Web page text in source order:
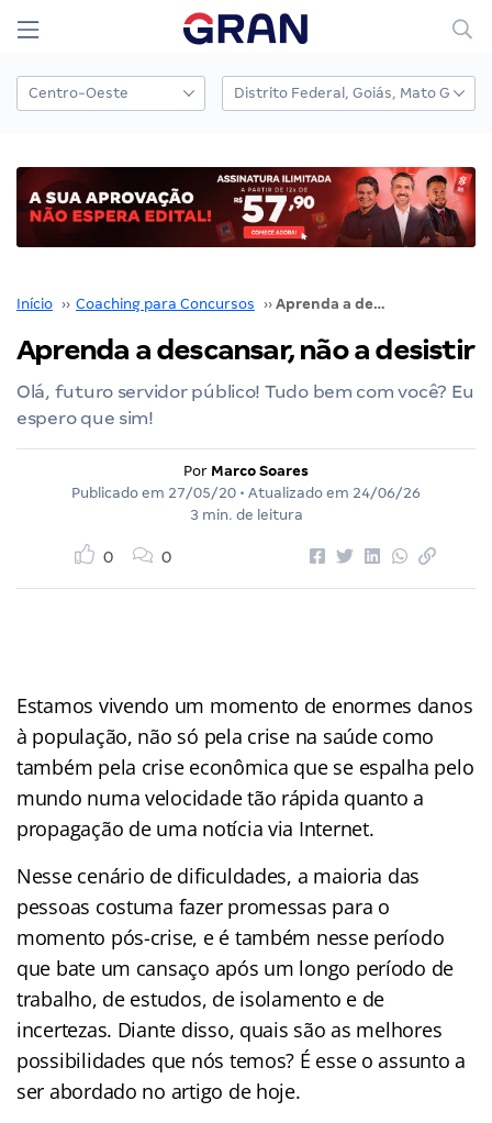
Início ›› Coaching para Concursos ›› Aprenda a descansar, não a desistir
Aprenda a descansar, não a desistir
Olá, futuro servidor público! Tudo bem com você? Eu
espero que sim!
Por Marco Soares
Publicado em 27/05/20 • Atualizado em 24/06/26
3 min. de leitura
0 0
Estamos vivendo um momento de enormes danos
à população, não só pela crise na saúde como
também pela crise econômica que se espalha pelo
mundo numa velocidade tão rápida quanto a
propagação de uma notícia via Internet.
Nesse cenário de dificuldades, a maioria das
pessoas costuma fazer promessas para o
momento pós-crise, e é também nesse período
que bate um cansaço após um longo período de
trabalho, de estudos, de isolamento e de
incertezas. Diante disso, quais são as melhores
possibilidades que nós temos? É esse o assunto a
ser abordado no artigo de hoje.